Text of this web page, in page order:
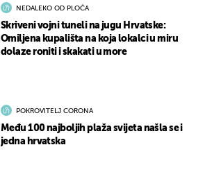
NEDALEKO OD PLOČA
Skriveni vojni tuneli na jugu Hrvatske:
Omiljena kupališta na koja lokalci u miru
dolaze roniti i skakati u more
POKROVITELJ CORONA
Među 100 najboljih plaža svijeta našla se i
jedna hrvatska